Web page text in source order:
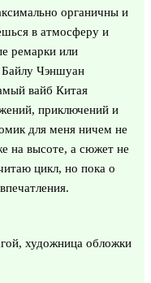
органичны и
в атмосферу и
ремарки или
Байлу Чэншуан
вайб Китая
приключений и
для меня ничем не
на высоте, а сюжет не
цикл, но пока о
художница обложки